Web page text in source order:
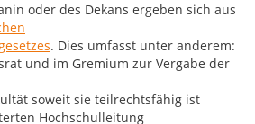
oder des Dekans ergeben sich aus
. Dies umfasst unter anderem:
und im Gremium zur Vergabe der
soweit sie teilrechtsfähig ist
Hochschulleitung